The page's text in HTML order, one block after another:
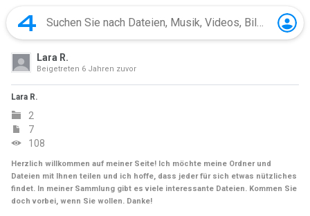
Lara R.
Beigetreten 6 Jahren zuvor
Lara R.
2
7
108
Herzlich willkommen auf meiner Seite! Ich möchte meine Ordner und
Dateien mit Ihnen teilen und ich hoffe, dass jeder für sich etwas nützliches
findet. In meiner Sammlung gibt es viele interessante Dateien. Kommen Sie
doch vorbei, wenn Sie wollen. Danke!